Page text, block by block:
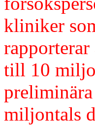
kliniker
till 10
miljontals